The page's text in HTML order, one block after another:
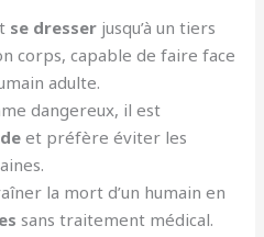
se dresser jusqu’à un tiers
corps, capable de faire face
adulte.
dangereux, il est
et préfère éviter les
la mort d’un humain en
sans traitement médical.